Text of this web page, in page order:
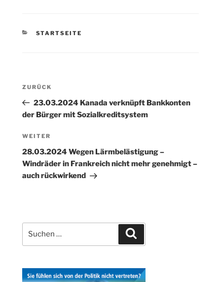
KATEGORIEN
STARTSEITE
Beitragsnavigation
Vorheriger
Beitrag
ZURÜCK
23.03.2024 Kanada verknüpft Bankkonten
der Bürger mit Sozialkreditsystem
Nächster
Beitrag
WEITER
28.03.2024 Wegen Lärmbelästigung –
Windräder in Frankreich nicht mehr genehmigt –
auch rückwirkend
nach: